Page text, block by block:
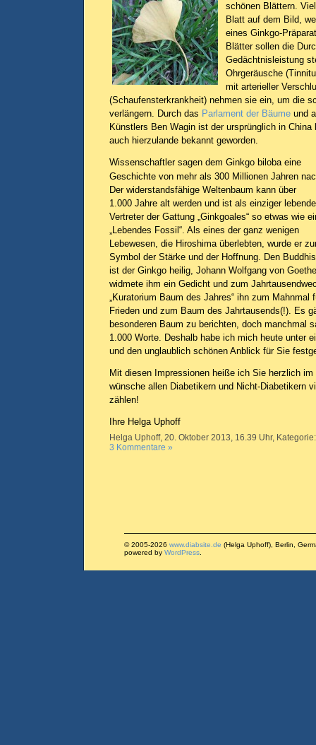
schönen Blättern.
Blatt auf dem Bild,
eines Ginkgo-
Blätter sollen die
Gedächtnisleistung
Ohrgeräusche
mit arterieller
(Schaufensterkrankheit) nehmen sie ein, um die
verlängern. Durch das Parlament der Bäume und
Künstlers Ben Wagin ist der ursprünglich in
auch hierzulande bekannt geworden.
Wissenschaftler sagen dem Ginkgo biloba eine
Geschichte von mehr als 300 Millionen Jahren
Der widerstandsfähige Weltenbaum kann über
1.000 Jahre alt werden und ist als einziger lebende
Vertreter der Gattung „Ginkgoales“ so etwas wie
„Lebendes Fossil“. Als eines der ganz wenigen
Lebewesen, die Hiroshima überlebten, wurde er
Symbol der Stärke und der Hoffnung. Den
ist der Ginkgo heilig, Johann Wolfgang von Goethe
widmete ihm ein Gedicht und zum
„Kuratorium Baum des Jahres“ ihn zum Mahnmal
Frieden und zum Baum des Jahrtausends(!). Es
besonderen Baum zu berichten, doch manchmal
1.000 Worte. Deshalb habe ich mich heute unter
und den unglaublich schönen Anblick für Sie
Mit diesen Impressionen heiße ich Sie herzlich
wünsche allen Diabetikern und Nicht-Diabetikern
zählen!
Ihre Helga Uphoff
Helga Uphoff, 20. Oktober 2013, 16.39 Uhr,
3 Kommentare »
© 2005-2026 www.diabsite.de (Helga Uphoff), Berlin,
powered by WordPress.